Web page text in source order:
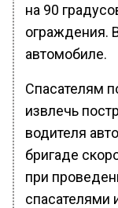
на 90
ограждения.
автомобиле.
Спасателям
извлечь
водителя
бригаде
при
спасателями